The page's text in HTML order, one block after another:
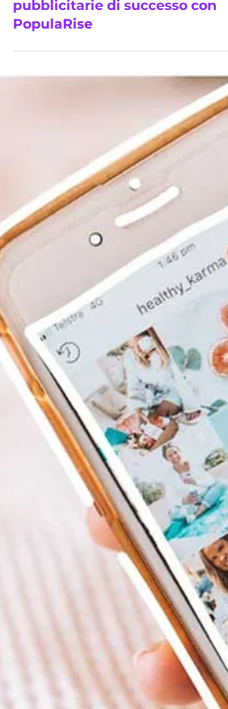
Come organizzare campagne